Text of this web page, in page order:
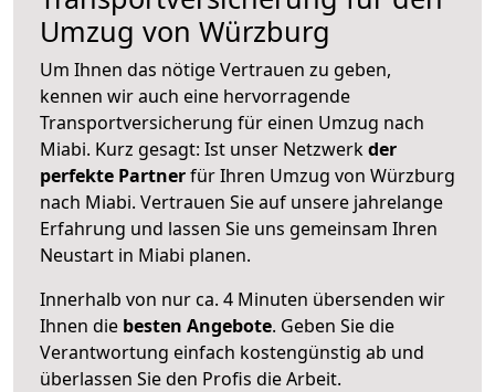
Umzug von Würzburg
Um Ihnen das nötige Vertrauen zu geben,
kennen wir auch eine hervorragende
Transportversicherung für einen Umzug nach
Miabi. Kurz gesagt: Ist unser Netzwerkder
perfekte Partnerfür Ihren Umzug von Würzburg
nach Miabi. Vertrauen Sie auf unsere jahrelange
Erfahrung und lassen Sie uns gemeinsam Ihren
Neustart in Miabi planen.
Innerhalb von nur ca. 4 Minuten übersenden wir
Ihnen die besten Angebote. Geben Sie die
Verantwortung einfach kostengünstig ab und
überlassen Sie den Profis die Arbeit.